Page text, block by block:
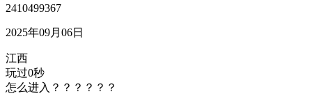
2410499367
2025年09月06日
江西
玩过0秒
怎么进入？？？？？？